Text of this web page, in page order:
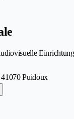
1070 Puidoux